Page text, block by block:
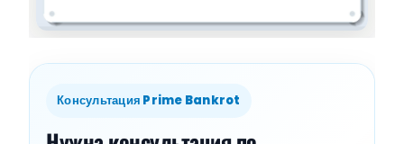
Консультация Prime Bankrot